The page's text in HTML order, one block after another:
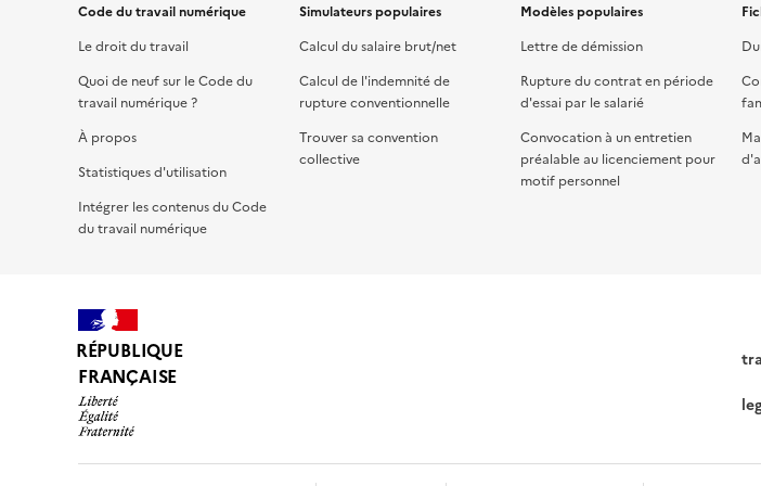
Code du travail numérique
Le droit du travail
Quoi de neuf sur le Code du
travail numérique ?
À propos
Statistiques d'utilisation
Intégrer les contenus du Code
du travail numérique
Simulateurs populaires
Calcul du salaire brut/net
Calcul de l'indemnité de
rupture conventionnelle
Trouver sa convention
collective
Modèles populaires
Lettre de démission
Rupture du contrat en période
d'essai par le salarié
Convocation à un entretien
préalable au licenciement pour
motif personnel
RÉPUBLIQUE
FRANÇAISE